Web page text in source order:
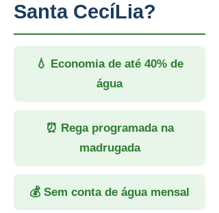
Santa CecíLia?
💧 Economia de até 40% de
água
⏰ Rega programada na
madrugada
💰 Sem conta de água mensal